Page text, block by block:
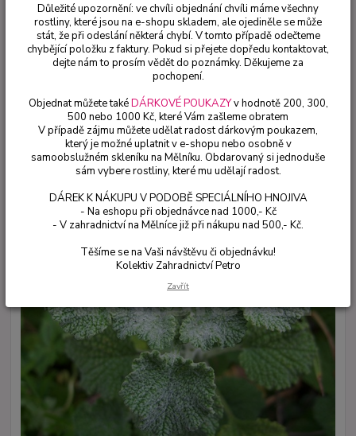
Bylinky a léčivky
Marrubium vulgare Jablečník (Jablečník obecný) -
cena za kus v 3-kusovém balení
Marrubium vulgare Jablečník
(Jablečník obecný) - cena za kus v
3-kusovém balení
Důležité upozornění: ve chvíli objednání chvíli máme všechny
rostliny, které jsou na e-shopu skladem, ale ojediněle se může
stát, že při odeslání některá chybí. V tomto případě odečteme
chybějící položku z faktury. Pokud si přejete dopředu kontaktovat,
dejte nám to prosím vědět do poznámky. Děkujeme za
pochopení.
Objednat můžete takéDÁRKOVÉ POUKAZYv hodnotě 200, 300,
500 nebo 1000 Kč, které Vám zašleme obratem
V případě zájmu můžete udělat radost dárkovým poukazem,
který je možné uplatnit v e-shopu nebo osobně v
samoobslužném skleníku na Mělníku. Obdarovaný si jednoduše
sám vybere rostliny, které mu udělají radost.
DÁREK K NÁKUPU V PODOBĚ SPECIÁLNÍHO HNOJIVA
- Na eshopu při objednávce nad 1000,- Kč
- V zahradnictví na Mělníce již při nákupu nad 500,- Kč.
Těšíme se na Vaši návštěvu či objednávku!
Kolektiv Zahradnictví Petro
Zavřít